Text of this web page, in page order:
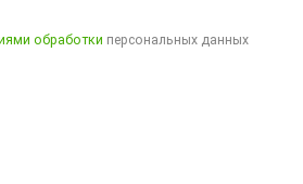
обработки персональных данных